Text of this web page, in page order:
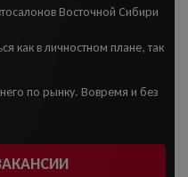
Восточной Сибири
как в личностном плане, так
по рынку. Вовремя и без